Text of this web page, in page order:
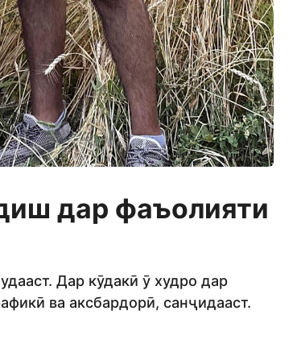
дар фаъолияти
Дар кӯдакӣ ӯ худро дар
ва аксбардорӣ, санҷидааст.